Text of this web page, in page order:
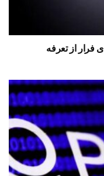
فرار از تعرفه